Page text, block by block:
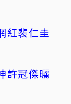
紅裴仁圭
許冠傑曬